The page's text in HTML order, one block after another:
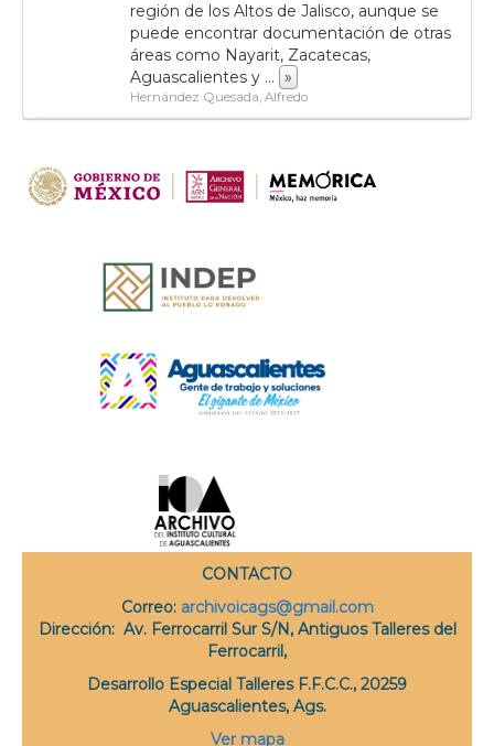
región de los Altos de Jalisco, aunque se
puede encontrar documentación de otras
áreas como Nayarit, Zacatecas,
Aguascalientes y ... »
Hernández Quesada, Alfredo
CONTACTO
Correo: archivoicags@gmail.com
Dirección: Av. Ferrocarril Sur S/N, Antiguos Talleres del
Ferrocarril,
Desarrollo Especial Talleres F.F.C.C., 20259
Aguascalientes, Ags.
Ver mapa